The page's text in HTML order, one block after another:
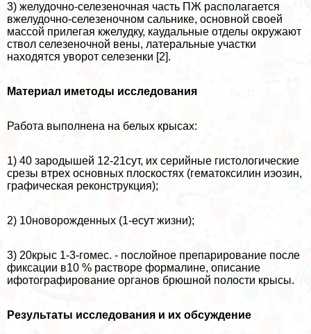
3) желудочно-селезеночная часть ПЖ располагается
вжелудочно-селезеночном сальнике, основной своей
массой прилегая кжелудку, каудальные отделы окружают
ствол селезеночной вены, латеральные участки
находятся уворот селезенки [2].
Материал иметоды исследования
Работа выполнена на белых крысах:
1) 40 зародышей 12-21сут, их серийные гистологические
срезы втрех основных плоскостях (гематоксилин иэозин,
графическая реконструкция);
2) 10новорожденных (1-есут жизни);
3) 20крыс 1-3-гомес. - послойное препарирование после
фиксации в10 % растворе формалине, описание
ифотографирование органов брюшной полости крысы.
Результаты исследования и их обсуждение